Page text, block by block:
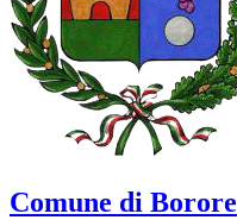
Comune di Borore